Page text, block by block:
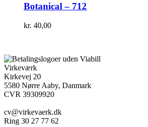
Botanical – 712
kr. 40,00
Virkeværk
Kirkevej 20
5580 Nørre Aaby, Danmark
CVR 39309920
cv@virkevaerk.dk
Ring 30 27 77 62